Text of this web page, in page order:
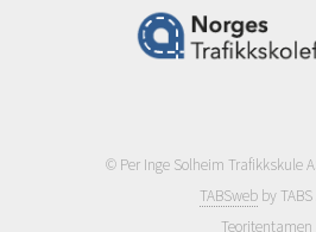
© Per Inge Solheim Trafikkskule
TABSweb by TABS
Teoritentamen